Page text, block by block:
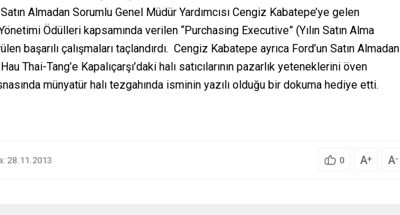
Almadan Sorumlu Genel Müdür Yardımcısı Cengiz Kabatepe’ye gelen
Ödülleri kapsamında verilen “Purchasing Executive” (Yılın Satın Alma
başarılı çalışmaları taçlandırdı. Cengiz Kabatepe ayrıca Ford’un Satın Almadan
Thai-Tang’e Kapalıçarşı’daki halı satıcılarının pazarlık yeteneklerini öven
münyatür halı tezgahında isminin yazılı olduğu bir dokuma hediye etti.
28.11.2013 0 A+ A-